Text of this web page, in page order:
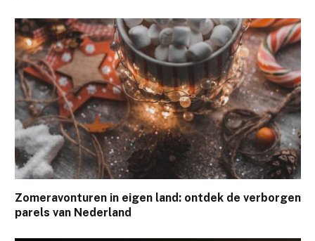
Zomeravonturen in eigen land: ontdek de verborgen
parels van Nederland